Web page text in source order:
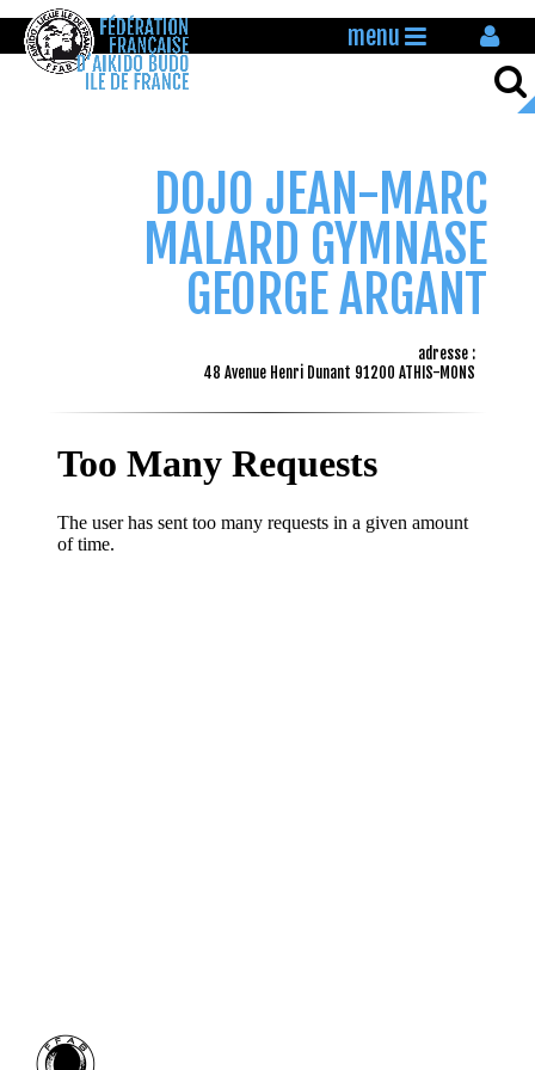
menu
DOJO JEAN-MARC
MALARD GYMNASE
GEORGE ARGANT
adresse :
48 Avenue Henri Dunant 91200 ATHIS-MONS